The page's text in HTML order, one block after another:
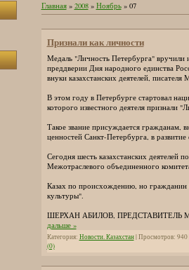
Главная» 2008 » Ноябрь » 07
Признали как личности
Медаль "Личность Петербурга" вручили
преддверии Дня народного единства
внуки казахстанских деятелей,
В этом году в Петербурге стартовал
которого известного деятеля признали
Такое звание присуждается гражданам,
ценностей Санкт-Петербурга, в
Сегодня шесть казахстанских деятелей
Межотраслевого объединенного
Казах по происхождению, но гражданин
культуры".
ШЕРХАН АБИЛОВ,
дальше »
Категория: Новости. Казахстан| Просмотров: 940
(0)